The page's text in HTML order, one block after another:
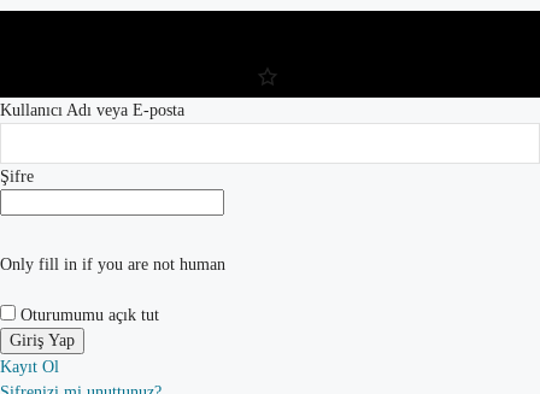
Kullanıcı Adı veya E-posta
Şifre
Only fill in if you are not human
Oturumumu açık tut
Kayıt Ol